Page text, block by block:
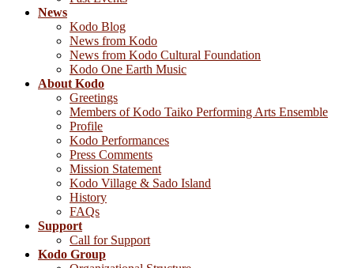
News
Kodo Blog
News from Kodo
News from Kodo Cultural Foundation
Kodo One Earth Music
About Kodo
Greetings
Members of Kodo Taiko Performing Arts Ensemble
Profile
Kodo Performances
Press Comments
Mission Statement
Kodo Village & Sado Island
History
FAQs
Support
Call for Support
Kodo Group